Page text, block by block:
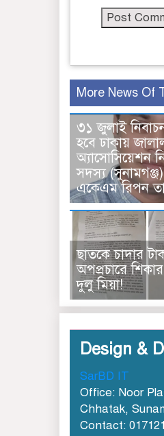
More News Of
৩১ জুলাই
হ‌বে ঢাকায়
অ্যাসোসিয়েশন
সদস্য (সুনামগঞ্জ)
একেএম রিপন
ছাত‌কে চাদার
অপপ্রচারে
দুলু‌ মিয়া!
Design &
SarBD IT
Office: Noor
Chhatak,
Contact: